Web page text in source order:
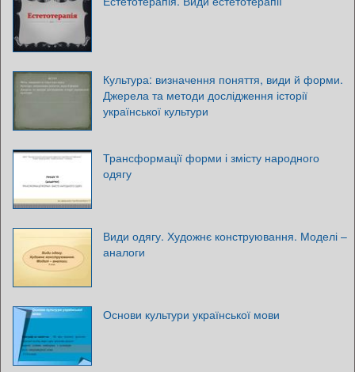
Культура: визначення поняття, види й форми.
Джерела та методи дослідження історії
української культури
Трансформації форми і змісту народного
одягу
Види одягу. Художнє конструювання. Моделі –
аналоги
Основи культури української мови